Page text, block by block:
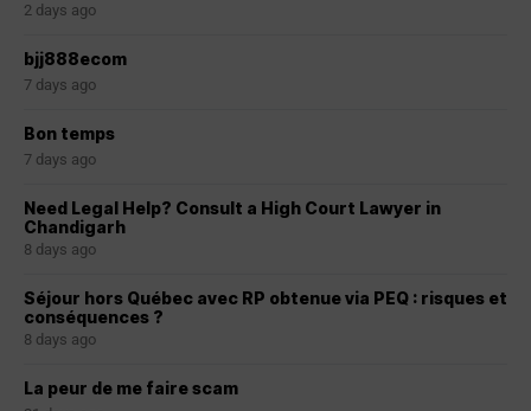
2 days ago
bjj888ecom
7 days ago
Bon temps
7 days ago
Need Legal Help? Consult a High Court Lawyer in
Chandigarh
8 days ago
Séjour hors Québec avec RP obtenue via PEQ : risques et
conséquences ?
8 days ago
La peur de me faire scam